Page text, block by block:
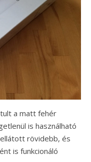
a matt fehér
is használható
rövidebb, és
is funkcionáló